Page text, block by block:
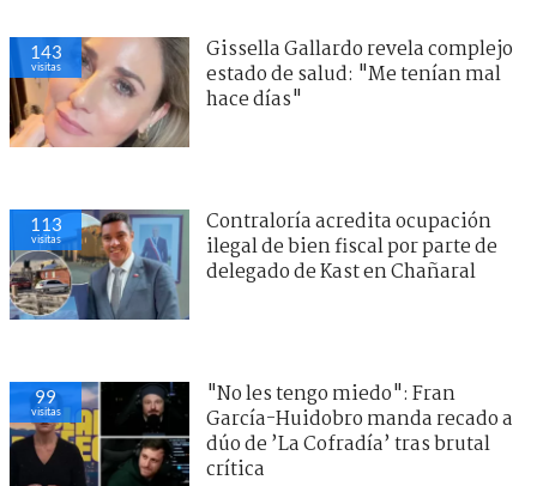
143
visitas
Gissella Gallardo revela complejo
estado de salud: "Me tenían mal
hace días"
113
visitas
Contraloría acredita ocupación
ilegal de bien fiscal por parte de
delegado de Kast en Chañaral
99
visitas
"No les tengo miedo": Fran
García-Huidobro manda recado a
dúo de ’La Cofradía’ tras brutal
crítica